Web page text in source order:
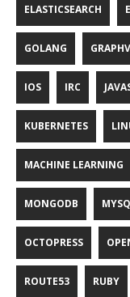
ELASTICSEARCH
GOLANG
IOS IRC
KUBERNETES
MACHINE LEARNING
MONGODB
OCTOPRESS
ROUTE53 RUBY